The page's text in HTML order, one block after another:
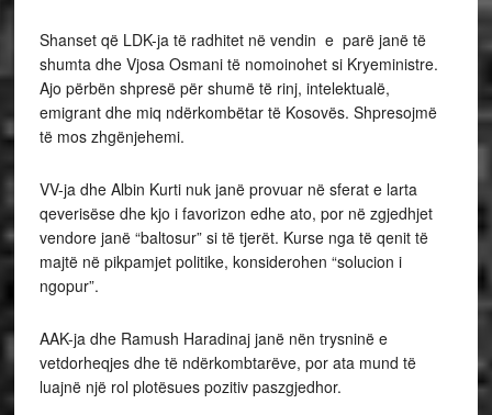
Shanset që LDK-ja të radhitet në vendin e parë janë të
shumta dhe Vjosa Osmani të nomoinohet si Kryeministre.
Ajo përbën shpresë për shumë të rinj, intelektualë,
emigrant dhe miq ndërkombëtar të Kosovës. Shpresojmë
të mos zhgënjehemi.
VV-ja dhe Albin Kurti nuk janë provuar në sferat e larta
qeverisëse dhe kjo i favorizon edhe ato, por në zgjedhjet
vendore janë “baltosur” si të tjerët. Kurse nga të qenit të
majtë në pikpamjet politike, konsiderohen “solucion i
ngopur”.
AAK-ja dhe Ramush Haradinaj janë nën trysninë e
vetdorheqjes dhe të ndërkombtarëve, por ata mund të
luajnë një rol plotësues pozitiv paszgjedhor.